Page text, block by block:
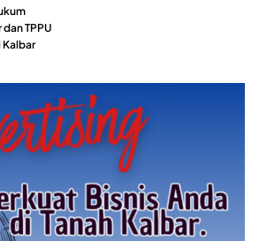
TPPU
Kalbar